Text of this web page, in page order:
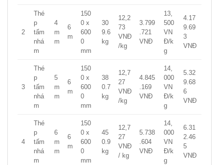
2
Thé
p
tấm
nhá
m
4
m
m
6
m
150
0 x
600
0
mm
30
9.6
kg
12,2
73
VNĐ
/kg
3.799
.721
VNĐ
13,
500
VN
Đ/k
g
4.17
9.69
3
VNĐ
3
Thé
p
tấm
nhá
m
5
m
m
6
m
150
0 x
600
0
mm
38
0.7
kg
12,7
27
VNĐ
/kg
4.845
.169
VNĐ
14,
000
VN
Đ/k
g
5.32
9.68
6
VNĐ
4
Thé
p
tấm
nhá
m
6
m
m
6
m
150
0 x
600
0
mm
45
0.9
kg
12,7
27
VNĐ
/ kg
5.738
.604
VNĐ
14,
000
VN
Đ/k
g
6.31
2.46
5
VNĐ